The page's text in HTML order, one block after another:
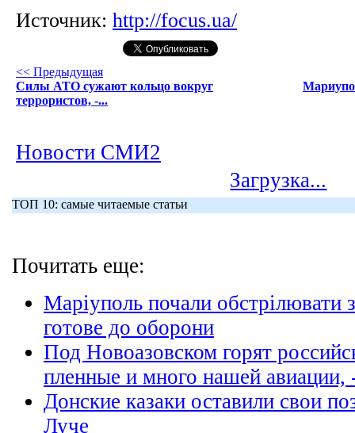
Источник: http://focus.ua/
<< Предыдущая
Силы АТО сужают кольцо вокруг
террористов, -...
Новости СМИ2
Загрузка...
ТОП 10: самые читаемые статьи
Почитать еще:
Маріуполь почали обстрілювати
готове до оборони
Под Новоазовском горят
пленные и много нашей авиации,
Донские казаки оставили свои
Луче